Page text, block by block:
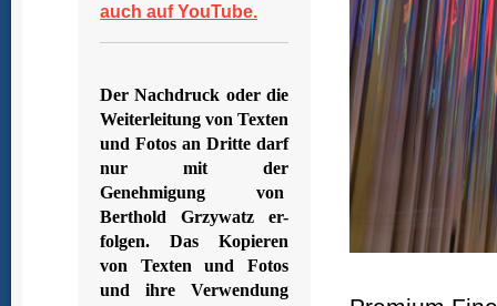
auch auf YouTube.
Der Nachdruck oder die
Weiterleitung von Texten
und Fotos an Dritte darf
nur mit der
Genehmigung von
Berthold Grzywatz er-
folgen. Das Kopieren
von Texten und Fotos
und ihre Verwendung